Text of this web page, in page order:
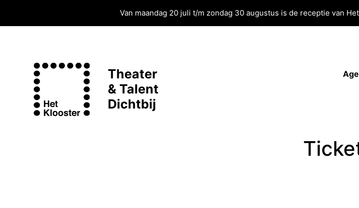
Van maandag 20 juli t/m zondag 30 augustus is de receptie van
Theater
& Talent
Dichtbij